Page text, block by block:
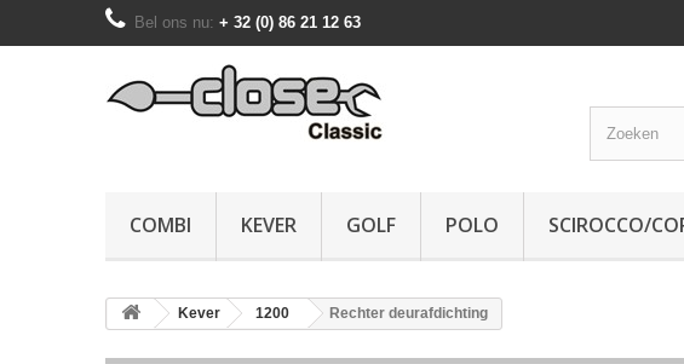
Bel ons nu: + 32 (0) 86 21 12 63
COMBI KEVER GOLF POLO SCIROCCO/
Kever 1200 Rechter deurafdichting